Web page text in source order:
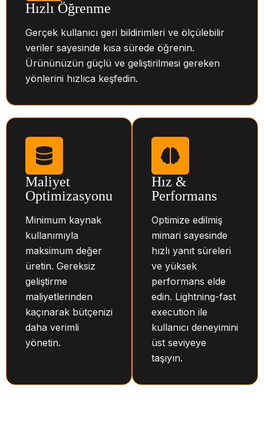
Hızlı Öğrenme
Gerçek kullanıcı geri bildirimleri ve ölçülebilir
veriler sayesinde kısa sürede öğrenin.
Ürününüzün güçlü ve geliştirilmesi gereken
yönlerini hızlıca keşfedin.
Maliyet
Optimizasyonu
Minimum kaynak
kullanımıyla
maksimum değer
üretin. Gereksiz
geliştirme
maliyetlerinden
kaçınarak bütçenizi
daha verimli
yönetin.
Hız &
Performans
Optimize edilmiş
mimari sayesinde
hızlı yanıt süreleri
ve yüksek
performans elde
edin. Lightning-fast
execution ile
kullanıcı deneyimini
üst seviyeye
taşıyın.